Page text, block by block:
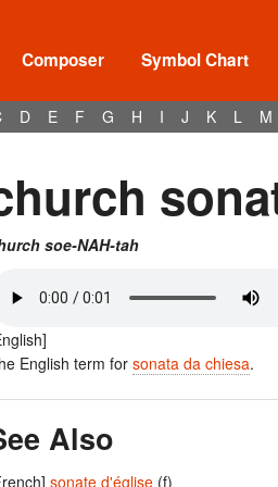
Composer Symbol Chart
D E F G H I J K L M
soe-NAH-tah
English term for sonata da chiesa.
Also
sonate d'église (f)